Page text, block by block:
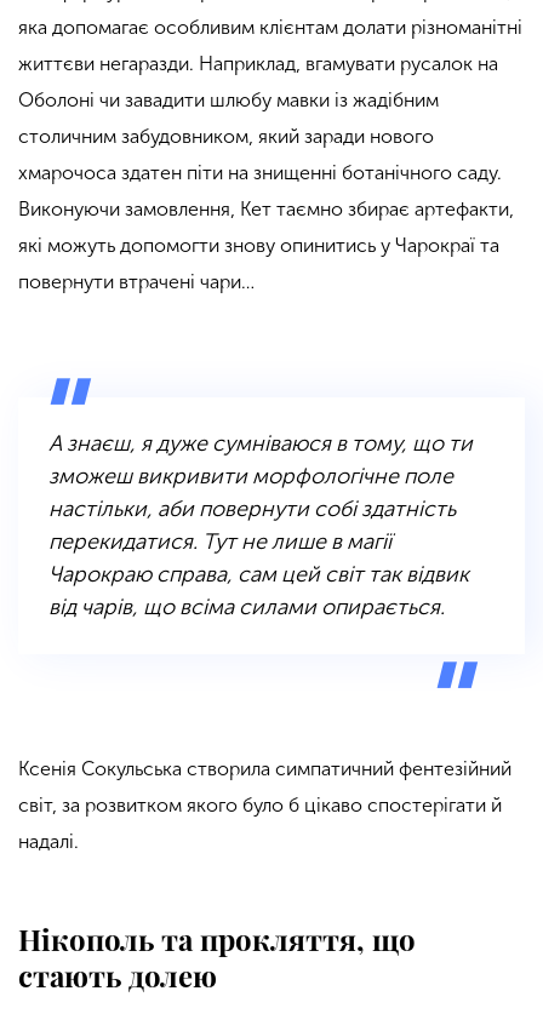
яка допомагає особливим клієнтам долати різноманітні
життєви негаразди. Наприклад, вгамувати русалок на
Оболоні чи завадити шлюбу мавки із жадібним
столичним забудовником, який заради нового
хмарочоса здатен піти на знищенні ботанічного саду.
Виконуючи замовлення, Кет таємно збирає артефакти,
які можуть допомогти знову опинитись у Чарокраї та
повернути втрачені чари…
А знаєш, я дуже сумніваюся в тому, що ти
зможеш викривити морфологічне поле
настільки, аби повернути собі здатність
перекидатися. Тут не лише в магії
Чарокраю справа, сам цей світ так відвик
від чарів, що всіма силами опирається.
Ксенія Сокульська створила симпатичний фентезійний
світ, за розвитком якого було б цікаво спостерігати й
надалі.
Нікополь та прокляття, що
стають долею